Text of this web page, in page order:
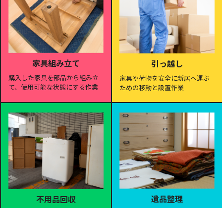
家具組み立て
購入した家具を部品から組み立
て、使用可能な状態にする作業
引っ越し
家具や荷物を安全に新居へ運ぶ
ための移動と設置作業
不用品回収 遺品整理